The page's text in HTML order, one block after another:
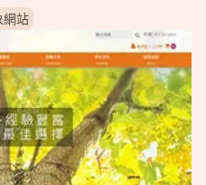
網站